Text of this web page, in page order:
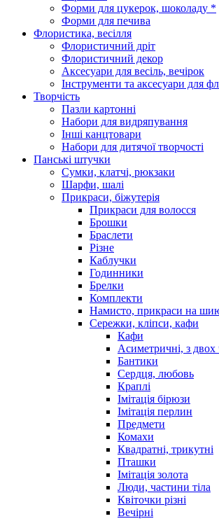
Форми для цукерок, шоколаду *
Форми для печива
Флористика, весілля
Флористичний дріт
Флористичний декор
Аксесуари для весіль, вечірок
Інструменти та аксесуари для
Творчість
Пазли картонні
Набори для видряпування
Інші канцтовари
Набори для дитячої творчості
Панські штучки
Сумки, клатчі, рюкзаки
Шарфи, шалі
Прикраси, біжутерія
Прикраси для волосся
Брошки
Браслети
Різне
Каблучки
Годинники
Брелки
Комплекти
Намисто, прикраси на
Сережки, кліпси, кафи
Кафи
Асиметричні, з двох
Бантики
Сердця, любовь
Краплі
Імітація бірюзи
Імітація перлин
Предмети
Комахи
Квадратні, трикутні
Пташки
Імітація золота
Люди, частини тіла
Квіточки різні
Вечірні